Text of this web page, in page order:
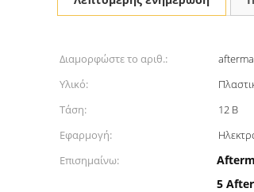
Διαμορφώστε το αριθ.:
Υλικό:
Τάση:
12 Β
Εφαρμογή:
Επισημαίνω:
5